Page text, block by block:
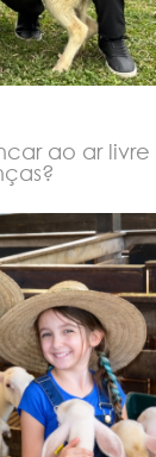
ao ar livre